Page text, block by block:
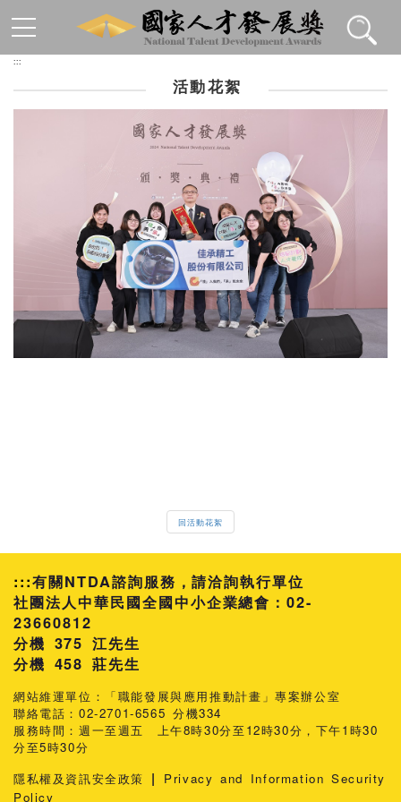
:::
活動花絮
回活動花絮
:::有關NTDA諮詢服務，請洽詢執行單位
社團法人中華民國全國中小企業總會：02-
23660812
分機 375 江先生
458 莊先生
網站維運單位：「職能發展與應用推動計畫」專案辦公室
聯絡電話：02-2701-6565 分機334
服務時間：週一至週五 上午8時30分至12時30分，下午1時30
分至5時30分
隱私權及資訊安全政策 |
Privacy and Information Security
Policy